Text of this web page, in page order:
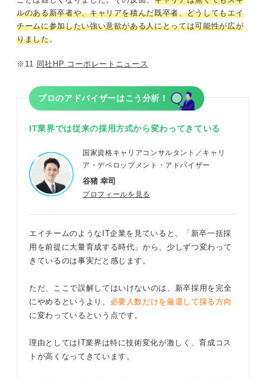
ルのある新卒者や、キャリアを積んだ既卒者、どうしてもエイ
チームに参加したい強い意欲がある人にとっては可能性が広が
りました。
※11 同社HP コーポレートニュース
プロのアドバイザーはこう分析！
IT業界では従来の採用方式から変わってきている
国家資格キャリアコンサルタント／キャリ
ア・デベロップメント・アドバイザー
谷猪 幸司
プロフィールを見る
エイチームのようなIT企業を見ていると、「新卒一括採
用を前提に大量育成する時代」から、少しずつ変わって
きているのは事実だと感じます。
ただ、ここで誤解してはいけないのは、新卒採用を完全
にやめるというより、 必要人数だけを厳選して採る方向
に変わっているという点です。
理由としてはIT業界は特に技術変化が激しく、育成コス
トが高くなってきています。